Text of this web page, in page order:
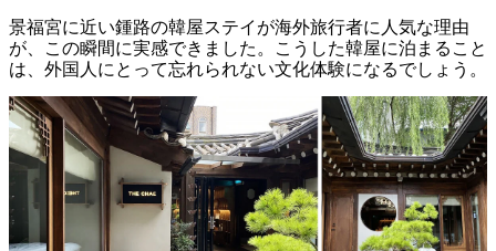
景福宮に近い鍾路の韓屋ステイが海外旅行者に人気な理由
が、この瞬間に実感できました。こうした韓屋に泊まること
は、外国人にとって忘れられない文化体験になるでしょう。